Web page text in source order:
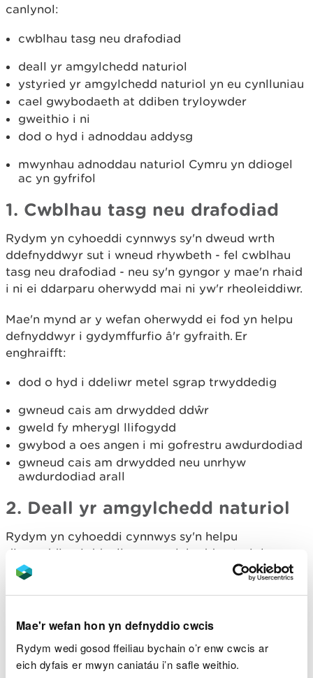
Mae'r wefan hon yn defnyddio cwcis
Rydym wedi gosod ffeiliau bychain o’r enw cwcis ar
eich dyfais er mwyn caniatáu i’n safle weithio.
canlynol:
cwblhau tasg neu drafodiad
deall yr amgylchedd naturiol
ystyried yr amgylchedd naturiol yn eu cynlluniau
cael gwybodaeth at ddiben tryloywder
gweithio i ni
dod o hyd i adnoddau addysg
mwynhau adnoddau naturiol Cymru yn ddiogel
ac yn gyfrifol
1. Cwblhau tasg neu drafodiad
Rydym yn cyhoeddi cynnwys sy'n dweud wrth
ddefnyddwyr sut i wneud rhywbeth - fel cwblhau
tasg neu drafodiad - neu sy'n gyngor y mae'n rhaid
i ni ei ddarparu oherwydd mai ni yw'r rheoleiddiwr.
Mae'n mynd ar y wefan oherwydd ei fod yn helpu
defnyddwyr i gydymffurfio â'r gyfraith. Er
enghraifft:
dod o hyd i ddeliwr metel sgrap trwyddedig
gwneud cais am drwydded ddŵr
gweld fy mherygl llifogydd
gwybod a oes angen i mi gofrestru awdurdodiad
gwneud cais am drwydded neu unrhyw
awdurdodiad arall
2. Deall yr amgylchedd naturiol
Rydym yn cyhoeddi cynnwys sy'n helpu
dinasyddion i ddeall yr amgylchedd naturiol, gan
gynnwys yn ystod digwyddiadau amgylcheddol
3. Ystyried yr amgylchedd
naturiol yn eu cynlluniau